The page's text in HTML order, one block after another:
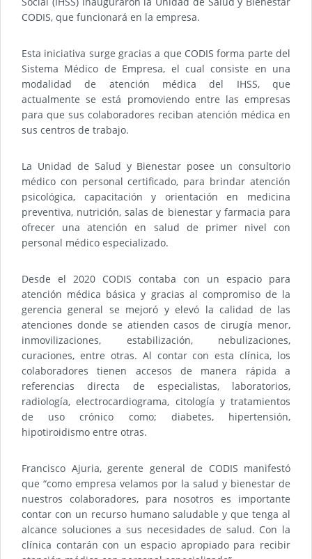
CODIS, que funcionará en la empresa.
Esta iniciativa surge gracias a que CODIS forma parte del
Sistema Médico de Empresa, el cual consiste en una
modalidad de atención médica del IHSS, que
actualmente se está promoviendo entre las empresas
para que sus colaboradores reciban atención médica en
sus centros de trabajo.
La Unidad de Salud y Bienestar posee un consultorio
médico con personal certificado, para brindar atención
psicológica, capacitación y orientación en medicina
preventiva, nutrición, salas de bienestar y farmacia para
ofrecer una atención en salud de primer nivel con
personal médico especializado.
Desde el 2020 CODIS contaba con un espacio para
atención médica básica y gracias al compromiso de la
gerencia general se mejoró y elevó la calidad de las
atenciones donde se atienden casos de cirugía menor,
inmovilizaciones, estabilización, nebulizaciones,
curaciones, entre otras. Al contar con esta clínica, los
colaboradores tienen accesos de manera rápida a
referencias directa de especialistas, laboratorios,
radiología, electrocardiograma, citología y tratamientos
de uso crónico como; diabetes, hipertensión,
hipotiroidismo entre otras.
Francisco Ajuria, gerente general de CODIS manifestó
que “como empresa velamos por la salud y bienestar de
nuestros colaboradores, para nosotros es importante
contar con un recurso humano saludable y que tenga al
alcance soluciones a sus necesidades de salud. Con la
clínica contarán con un espacio apropiado para recibir